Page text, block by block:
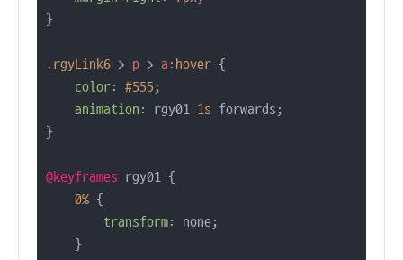
}
.rgyLink6 > p > a :hover {
color: #555 ;
animation : rgy01 1s forwards;
}
@keyframes rgy01 {
0% {
transform: none;